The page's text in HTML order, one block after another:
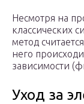
Несмотря на
классических
метод
него
зависимости
Уход за